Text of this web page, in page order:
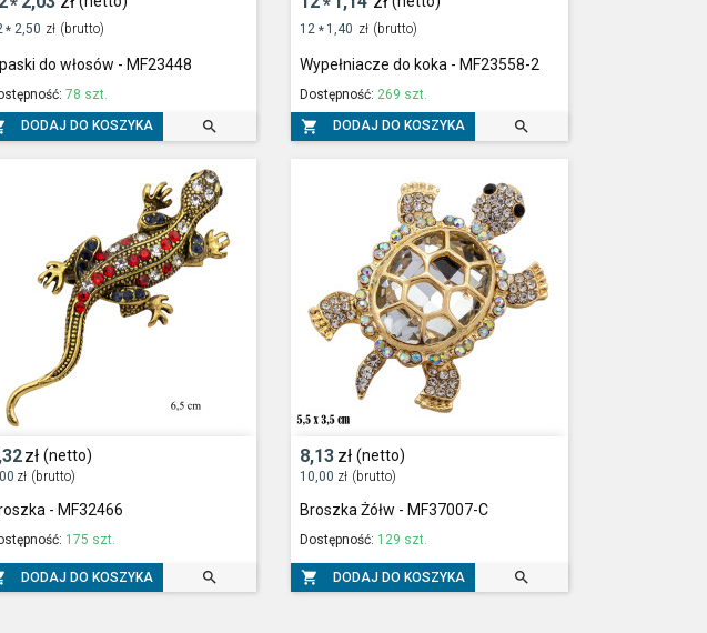
*
* 2,50 zł (brutto)
do włosów - MF23448
78 szt.
DODAJ DO KOSZYKA 
*
12 * 1,40 zł (brutto)
Wypełniacze do koka - MF23558-2
Dostępność: 269 szt.
 DODAJ DO KOSZYKA 
zł (netto)
zł (brutto)
- MF32466
175 szt.
DODAJ DO KOSZYKA 
8,13 zł (netto)
10,00 zł (brutto)
Broszka Żółw - MF37007-C
Dostępność: 129 szt.
 DODAJ DO KOSZYKA 